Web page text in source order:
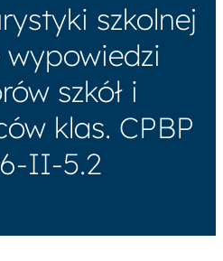
szkolnej
szkół i
klas. CPBP
II-5.2